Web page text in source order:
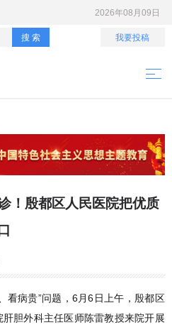
2026年08月09日
搜 索 我要投稿
！殷都区人民医院把优质
看病贵”问题，6月6日上午，殷都区
胆外科主任医师陈雷教授来院开展